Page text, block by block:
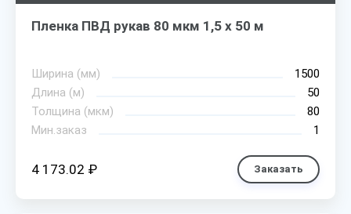
Пленка ПВД рукав 80 мкм 1,5 х 50 м
Ширина (мм)
1500
Длина (м)
50
Толщина (мкм)
80
Мин.заказ
1
4 173.02 ₽ Заказать